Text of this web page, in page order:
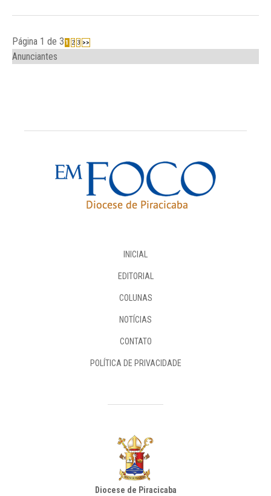
Página 1 de 3 1 2 3 >>
Anunciantes
INICIAL
EDITORIAL
COLUNAS
NOTÍCIAS
CONTATO
POLÍTICA DE PRIVACIDADE
Diocese de Piracicaba